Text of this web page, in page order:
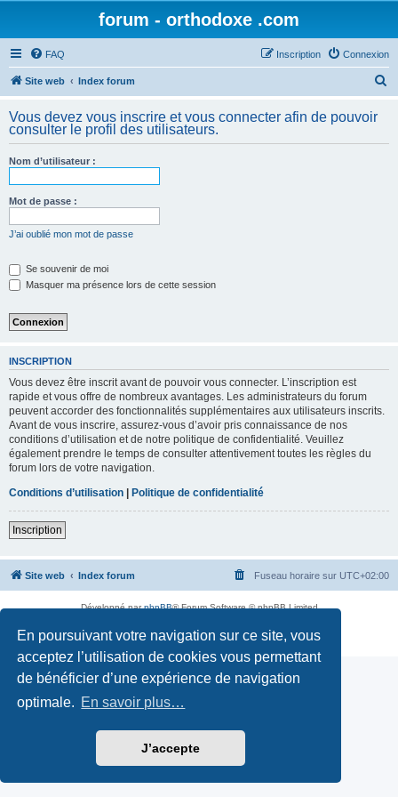
En poursuivant votre navigation sur ce site, vous
acceptez l’utilisation de cookies vous permettant
de bénéficier d’une expérience de navigation
optimale. En savoir plus…
J’accepte
forum - orthodoxe .com
FAQ Connexion
Inscription
Site web Index forum
h
Vous devez vous inscrire et vous connecter afin de pouvoir
consulter le profil des utilisateurs.
Nom d’utilisateur :
Mot de passe :
J’ai oublié mon mot de passe
Se souvenir de moi
Masquer ma présence lors de cette session
INSCRIPTION
Vous devez être inscrit avant de pouvoir vous connecter. L’inscription est
rapide et vous offre de nombreux avantages. Les administrateurs du forum
peuvent accorder des fonctionnalités supplémentaires aux utilisateurs inscrits.
Avant de vous inscrire, assurez-vous d’avoir pris connaissance de nos
conditions d’utilisation et de notre politique de confidentialité. Veuillez
également prendre le temps de consulter attentivement toutes les règles du
forum lors de votre navigation.
Conditions d’utilisation | Politique de confidentialité
Inscription
Site web Index forum Fuseau horaire sur UTC+02:00
Développé parphpBB® Forum Software © phpBB Limited
Confidentialité| Conditions